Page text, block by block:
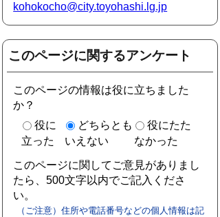
kohokocho@city.toyohashi.lg.jp
このページに関するアンケート
このページの情報は役に立ちました
か？
役に
立った
どちらとも
いえない
役にたた
なかった
このページに関してご意見がありまし
たら、500文字以内でご記入くださ
い。
（ご注意）住所や電話番号などの個人情報は記